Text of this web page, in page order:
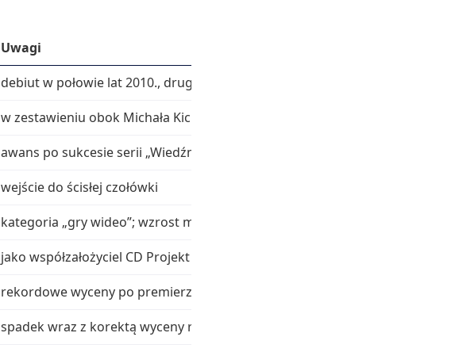
Uwagi
debiut w połowie lat 2010., drugi największy akcjonariusz CD Projekt
w zestawieniu obok Michała Kicińskiego (98. miejsce, 220 mln zł)
awans po sukcesie serii „Wiedźmin”
wejście do ścisłej czołówki
kategoria „gry wideo”; wzrost majątku o ponad 48% r/r
jako współzałożyciel CD Projekt i CD Projekt RED, twórców serii „Wiedźmin”
rekordowe wyceny po premierze „Cyberpunk 2077”
spadek wraz z korektą wyceny rynkowej CD Projekt